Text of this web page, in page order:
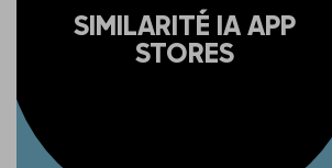
SIMILARITÉ IA APP
STORES